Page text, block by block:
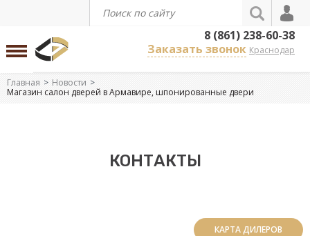
8 (861) 238-60-38
Заказать звонок Краснодар
Главная
Новости
Магазин салон дверей в Армавире, шпонированные двери
КОНТАКТЫ
КАРТА ДИЛЕРОВ